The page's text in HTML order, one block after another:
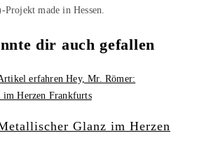
made in Hessen.
dir auch gefallen
Glanz im Herzen